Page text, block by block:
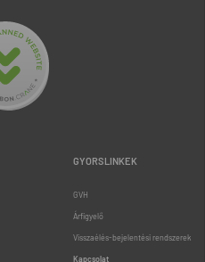
GYORSLINKEK
GVH
Árfigyelő
Visszaélés-bejelentési rendszerek
Kapcsolat